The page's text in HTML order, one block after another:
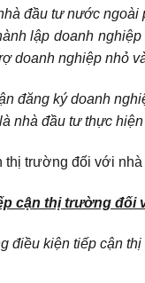
đầu tư nước
lập doanh
doanh nghiệp nhỏ
đăng ký doanh
nhà đầu tư thực
thị trường đối với
cận thị trường
điều kiện tiếp cận